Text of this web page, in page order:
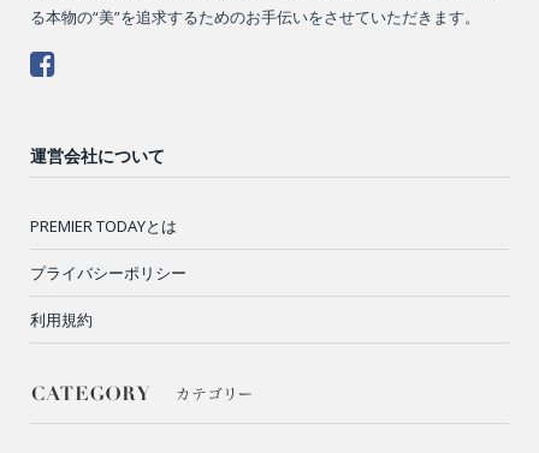
る本物の“美”を追求するためのお手伝いをさせていただきます。
運営会社について
PREMIER TODAYとは
プライバシーポリシー
利用規約